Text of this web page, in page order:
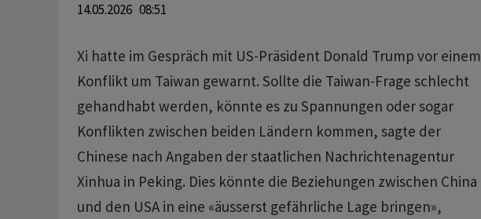
14.05.2026 08:51
Xi hatte im Gespräch mit US-Präsident Donald Trump vor einem
Konflikt um Taiwan gewarnt. Sollte die Taiwan-Frage schlecht
gehandhabt werden, könnte es zu Spannungen oder sogar
Konflikten zwischen beiden Ländern kommen, sagte der
Chinese nach Angaben der staatlichen Nachrichtenagentur
Xinhua in Peking. Dies könnte die Beziehungen zwischen China
und den USA in eine «äusserst gefährliche Lage bringen»,